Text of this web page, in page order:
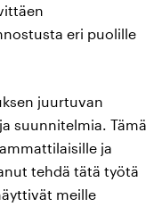
eri puolille
juurtuvan
suunnitelmia. Tämä
ja
tehdä tätä työtä
meille